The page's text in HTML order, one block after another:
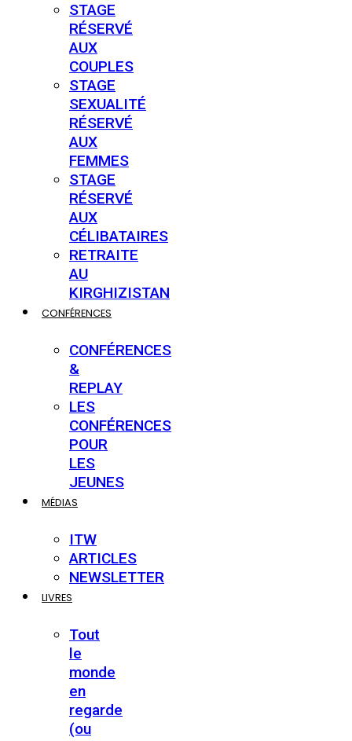
STAGE
RÉSERVÉ
AUX
COUPLES
STAGE
SEXUALITÉ
RÉSERVÉ
AUX
FEMMES
STAGE
RÉSERVÉ
AUX
CÉLIBATAIRES
RETRAITE
AU
KIRGHIZISTAN
CONFÉRENCES
CONFÉRENCES
&
REPLAY
LES
CONFÉRENCES
POUR
LES
JEUNES
MÉDIAS
ITW
ARTICLES
NEWSLETTER
LIVRES
Tout
le
monde
en
regarde
(ou